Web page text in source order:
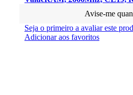
Avise-me
Seja o primeiro a avaliar este
Adicionar aos favoritos